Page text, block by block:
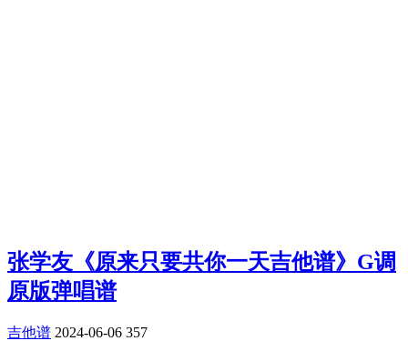
张学友《原来只要共你一天吉他谱》G调
原版弹唱谱
吉他谱 2024-06-06 357